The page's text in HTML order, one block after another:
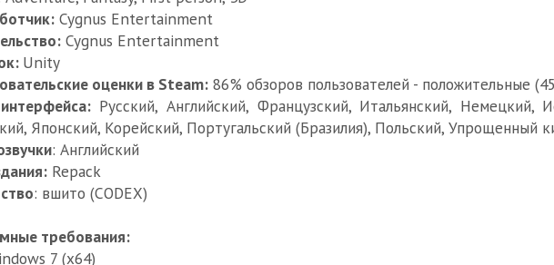
Cygnus Entertainment
Cygnus Entertainment
Unity
оценки в Steam: 86% обзоров пользователей - положительные
Русский, Английский, Французский, Итальянский, Немецкий,
Японский, Корейский, Португальский (Бразилия), Польский, Упрощенный
: Английский
Repack
: вшито (CODEX)
требования:
7 (x64)